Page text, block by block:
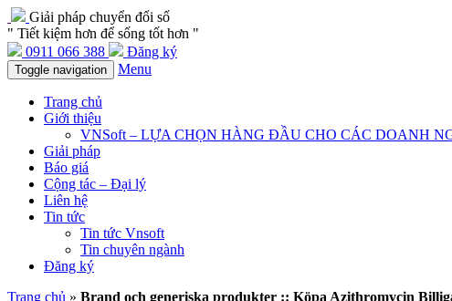
Giải pháp chuyển đổi số
" Tiết kiệm hơn để sống tốt hơn "
0911 066 388
Đăng ký
Toggle navigation Menu
Trang chủ
Giới thiệu
VNSoft – LỰA CHỌN HÀNG ĐẦU CHO CÁC DOANH
Giải pháp
Báo giá
Cộng tác – Đại lý
Liên hệ
Tin tức
Tin tức Vnsoft
Tin chuyên ngành
Đăng ký
Trang chủ » Brand och generiska produkter :: Köpa Azithromycin